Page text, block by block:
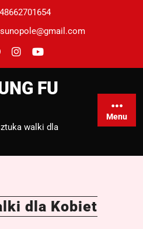
FU
walki dla
Menu
dla Kobiet